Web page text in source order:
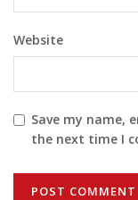
Website
Save my name,
the next time I